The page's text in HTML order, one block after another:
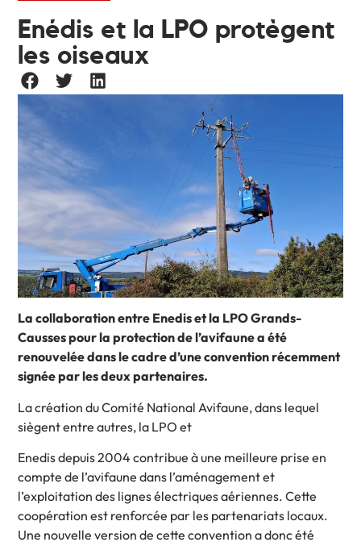
Enédis et la LPO protègent
les oiseaux
La collaboration entre Enedis et la LPO Grands-
Causses pour la protection de l’avifaune a été
renouvelée dans le cadre d’une convention récemment
signée par les deux partenaires.
La création du Comité National Avifaune, dans lequel
siègent entre autres, la LPO et
Enedis depuis 2004 contribue à une meilleure prise en
compte de l’avifaune dans l’aménagement et
l’exploitation des lignes électriques aériennes. Cette
coopération est renforcée par les partenariats locaux.
Une nouvelle version de cette convention a donc été